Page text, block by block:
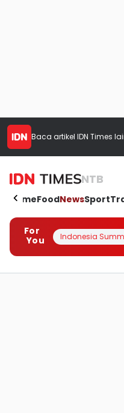
Baca artikel IDN Times
NTB
HomeFoodNewsSport
For
You
Indonesia